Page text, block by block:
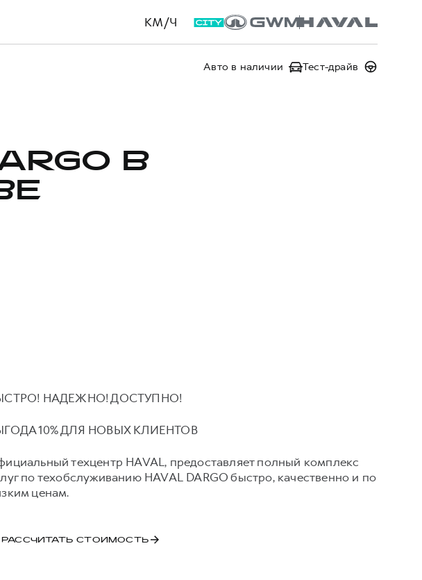
КМ/Ч
Авто в наличии Тест-драйв
В
НАДЕЖНО! ДОСТУПНО!
10% ДЛЯ НОВЫХ КЛИЕНТОВ
техцентр HAVAL, предоставляет полный комплекс
по техобслуживанию HAVAL DARGO быстро, качественно и по
ценам.
РАССЧИТАТЬ СТОИМОСТЬ